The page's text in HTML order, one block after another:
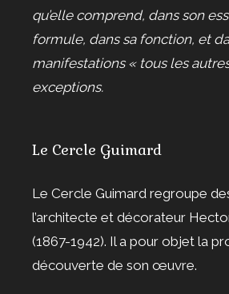
qu’elle comprend, dans son
formule, dans sa fonction, et
manifestations « tous les
exceptions.
Le Cercle Guimard
Le Cercle Guimard regroupe
l’architecte et décorateur
(1867-1942). Il a pour objet la
découverte de son œuvre.